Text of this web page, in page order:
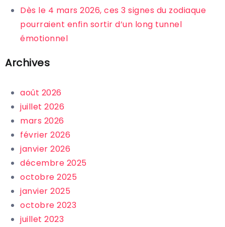
Dès le 4 mars 2026, ces 3 signes du zodiaque
pourraient enfin sortir d’un long tunnel
émotionnel
Archives
août 2026
juillet 2026
mars 2026
février 2026
janvier 2026
décembre 2025
octobre 2025
janvier 2025
octobre 2023
juillet 2023